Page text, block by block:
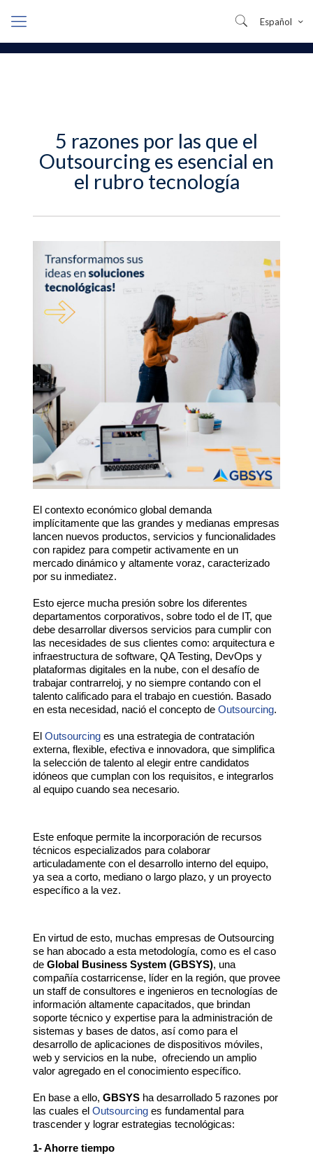
Español
5 razones por las que el
Outsourcing es esencial en
el rubro tecnología
El contexto económico global demanda
implícitamente que las grandes y medianas empresas
lancen nuevos productos, servicios y funcionalidades
con rapidez para competir activamente en un
mercado dinámico y altamente voraz, caracterizado
por su inmediatez.
Esto ejerce mucha presión sobre los diferentes
departamentos corporativos, sobre todo el de IT, que
debe desarrollar diversos servicios para cumplir con
las necesidades de sus clientes como: arquitectura e
infraestructura de software, QA Testing, DevOps y
plataformas digitales en la nube, con el desafío de
trabajar contrarreloj, y no siempre contando con el
talento calificado para el trabajo en cuestión. Basado
en esta necesidad, nació el concepto de Outsourcing.
El Outsourcinges una estrategia de contratación
externa, flexible, efectiva e innovadora, que simplifica
la selección de talento al elegir entre candidatos
idóneos que cumplan con los requisitos, e integrarlos
al equipo cuando sea necesario.
Este enfoque permite la incorporación de recursos
técnicos especializados para colaborar
articuladamente con el desarrollo interno del equipo,
ya sea a corto, mediano o largo plazo, y un proyecto
específico a la vez.
En virtud de esto, muchas empresas de Outsourcing
se han abocado a esta metodología, como es el caso
de Global Business System (GBSYS), una
compañía costarricense, líder en la región, que provee
un staff de consultores e ingenieros en tecnologías de
información altamente capacitados, que brindan
soporte técnico y expertise para la administración de
sistemas y bases de datos, así como para el
desarrollo de aplicaciones de dispositivos móviles,
web y servicios en la nube, ofreciendo un amplio
valor agregado en el conocimiento específico.
En base a ello, GBSYSha desarrollado 5 razones por
las cuales el Outsourcinges fundamental para
trascender y lograr estrategias tecnológicas:
1- Ahorre tiempo